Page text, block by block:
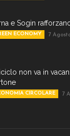
e Sogin
ECONOMY 7
non va in
CIRCOLARE 7